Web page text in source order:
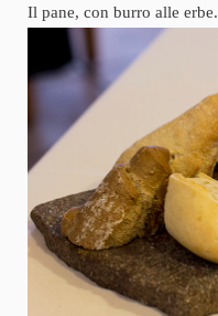
Il pane, con burro alle erbe.